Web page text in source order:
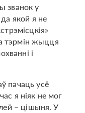
званок у
якой я не
тэрмін жыцця
і
пачаць усё
я ніяк не мог
– цішыня. У